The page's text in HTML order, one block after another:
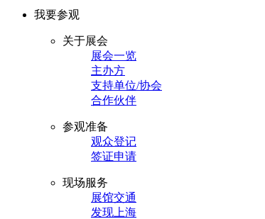
我要参观
关于展会
展会一览
主办方
支持单位/协会
合作伙伴
参观准备
观众登记
签证申请
现场服务
展馆交通
发现上海